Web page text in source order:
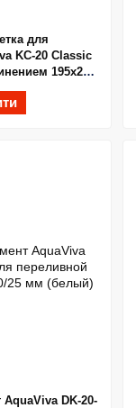
для
KC-20 Classic
195x25
DK-20-